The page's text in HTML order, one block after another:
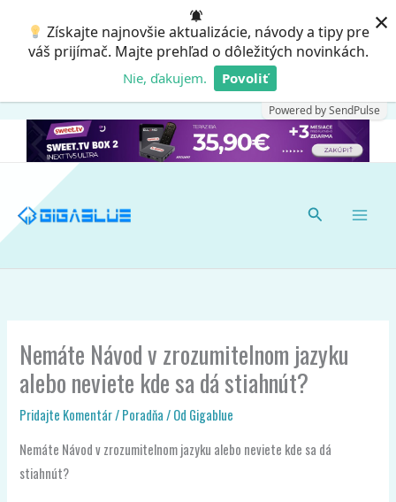
Získajte najnovšie aktualizácie, návody a tipy pre
váš prijímač. Majte prehľad o dôležitých novinkách.
Nie, ďakujem. Povoliť
Powered by SendPulse
×
Hľadať
Nemáte Návod v zrozumitelnom jazyku
alebo neviete kde sa dá stiahnút?
Pridajte Komentár/Poradňa/ Od Gigablue
Nemáte Návod v zrozumitelnom jazyku alebo neviete kde sa dá
stiahnút?